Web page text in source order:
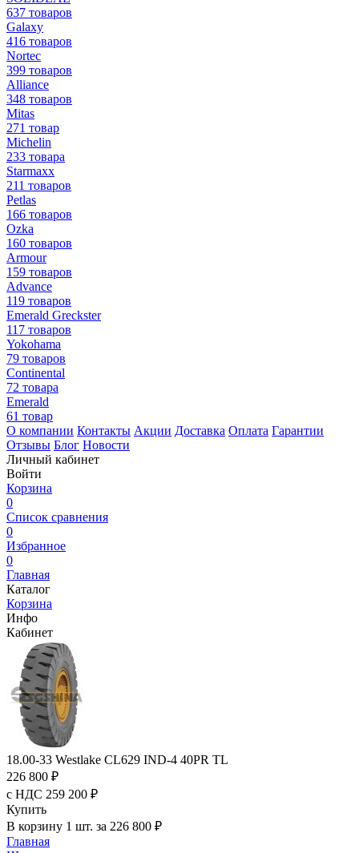
637 товаров
Galaxy
416 товаров
Nortec
399 товаров
Alliance
348 товаров
Mitas
271 товар
Michelin
233 товара
Starmaxx
211 товаров
Petlas
166 товаров
Ozka
160 товаров
Armour
159 товаров
Advance
119 товаров
Emerald Greckster
117 товаров
Yokohama
79 товаров
Continental
72 товара
Emerald
61 товар
О компании Контакты Акции Доставка Оплата Гарантии
Отзывы Блог Новости
Личный кабинет
Войти
Корзина
0
Список сравнения
0
Избранное
0
Главная
Каталог
Корзина
Инфо
Кабинет
18.00-33 Westlake CL629 IND-4 40PR TL
226 800 ₽
с НДС 259 200 ₽
Купить
В корзину 1 шт. за 226 800 ₽
Главная